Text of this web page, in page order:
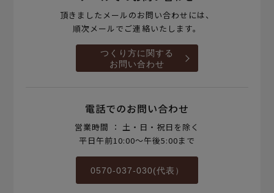
頂きましたメールのお問い合わせには、
順次メールでご連絡いたします。
つくり方に関する
お問い合わせ
電話でのお問い合わせ
営業時間 ： 土・日・祝日を除く
平日午前10:00～午後5:00まで
0570-037-030(代表）